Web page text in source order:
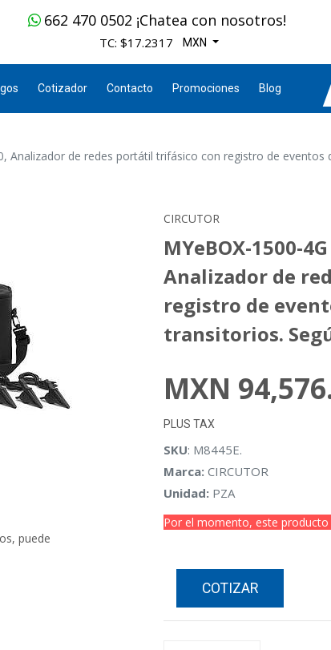
662 470 0502 ¡Chatea con nosotros!
TC: $17.2317 MXN
Cotizador Contacto Promociones Blog
Analizador de redes portátil trifásico con registro de eventos
puede
CIRCUTOR
MYeBOX-1500-
Analizador de
registro de
transitorios.
MXN
PLUS TAX
SKU: M8445E.
Marca: CIRCUTOR
Unidad: PZA
Por el momento, este
COTIZAR